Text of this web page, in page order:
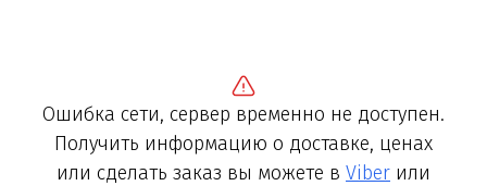
Ошибка сети, сервер временно не доступен.
Получить информацию о доставке, ценах
или сделать заказ вы можете в Viber или